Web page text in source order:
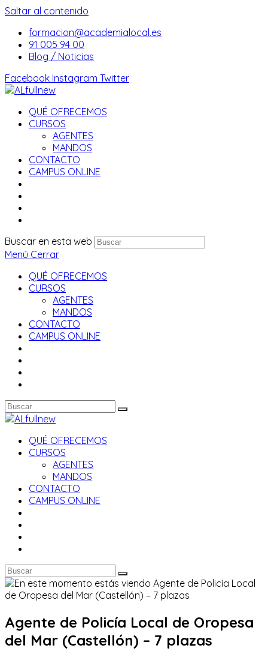
Saltar al contenido
formacion@academialocal.es
91 005 94 00
Blog / Noticias
Facebook Instagram Twitter
QUÉ OFRECEMOS
CURSOS
AGENTES
MANDOS
CONTACTO
CAMPUS ONLINE
Buscar en esta web
Menú Cerrar
QUÉ OFRECEMOS
CURSOS
AGENTES
MANDOS
CONTACTO
CAMPUS ONLINE
QUÉ OFRECEMOS
CURSOS
AGENTES
MANDOS
CONTACTO
CAMPUS ONLINE
Agente de Policía Local de Oropesa
del Mar (Castellón) – 7 plazas